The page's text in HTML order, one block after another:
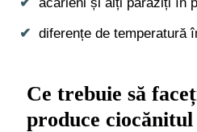
diferențe de temperatură
Ce trebuie să
produce ciocănitul